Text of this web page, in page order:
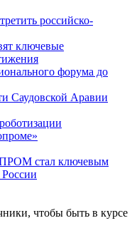
российско-
ключевые
форума до
Саудовской Аравии
стал ключевым
чтобы быть в курсе